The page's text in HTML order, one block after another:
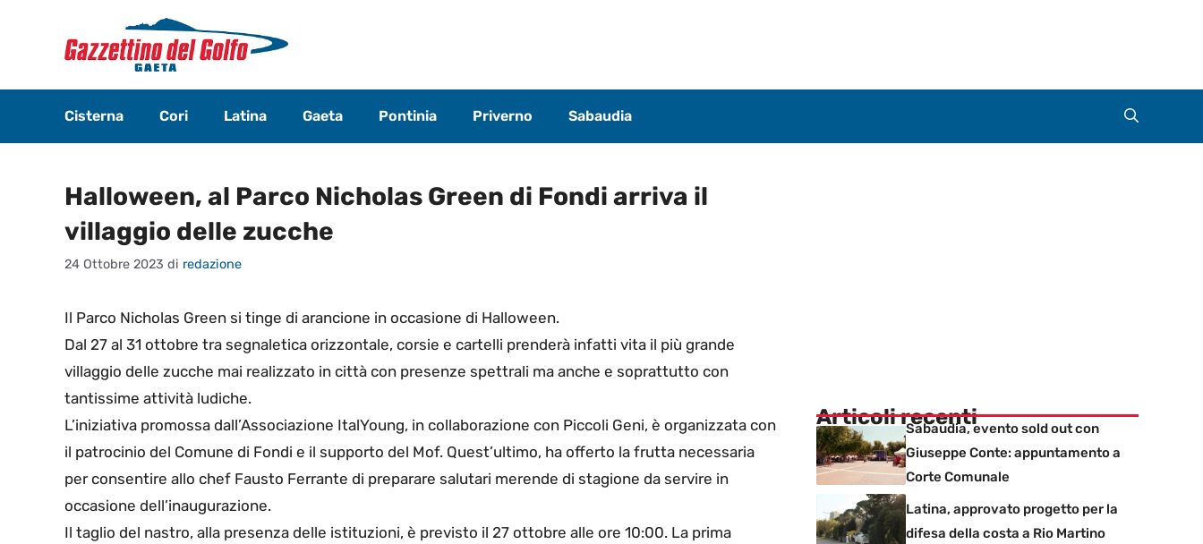
contenuto
Cisterna Cori Latina Gaeta Pontinia Priverno Sabaudia
Halloween, al Parco Nicholas Green di Fondi arriva il
villaggio delle zucche
24 Ottobre 2023 di redazione
Il Parco Nicholas Green si tinge di arancione in occasione di Halloween.
Dal 27 al 31 ottobre tra segnaletica orizzontale, corsie e cartelli prenderà infatti vita il più grande
villaggio delle zucche mai realizzato in città con presenze spettrali ma anche e soprattutto con
tantissime attività ludiche.
L’iniziativa promossa dall’Associazione ItalYoung, in collaborazione con Piccoli Geni, è organizzata con
il patrocinio del Comune di Fondi e il supporto del Mof. Quest’ultimo, ha offerto la frutta necessaria
per consentire allo chef Fausto Ferrante di preparare salutari merende di stagione da servire in
occasione dell’inaugurazione.
Il taglio del nastro, alla presenza delle istituzioni, è previsto il 27 ottobre alle ore 10:00. La prima
Articoli recentiSabaudia, evento sold out con
Giuseppe Conte: appuntamento a
Corte Comunale
Latina, approvato progetto per la
difesa della costa a Rio Martino